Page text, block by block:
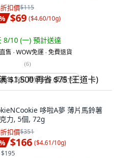
扣價$115
$69 ($4.60/10g)
8/10 (一) 預計送達
售 ∙ WOW免運 ∙ 免費退貨
(6)
满 $1,500 再省 $75 (王道卡)
哆啦A夢 薄片馬鈴薯
力, 5個, 72g
扣價$351
$166 ($4.61/10g)